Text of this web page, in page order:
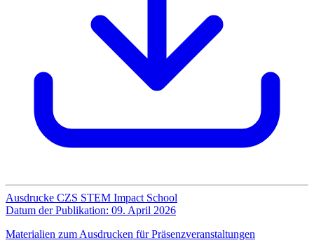
Ausdrucke CZS STEM Impact School
Datum der Publikation: 09. April 2026
Materialien zum Ausdrucken für Präsenzveranstaltungen